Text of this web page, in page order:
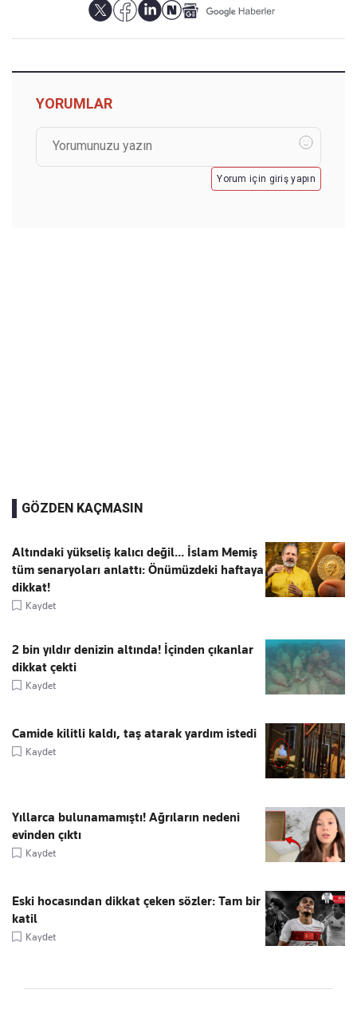
YORUMLAR
Yorum için giriş yapın
GÖZDEN KAÇMASIN
Altındaki yükseliş kalıcı değil... İslam Memiş
tüm senaryoları anlattı: Önümüzdeki haftaya
dikkat!
Kaydet
2 bin yıldır denizin altında! İçinden çıkanlar
dikkat çekti
Kaydet
Camide kilitli kaldı, taş atarak yardım istedi
Kaydet
Yıllarca bulunamamıştı! Ağrıların nedeni
evinden çıktı
Kaydet
Eski hocasından dikkat çeken sözler: Tam bir
katil
Kaydet